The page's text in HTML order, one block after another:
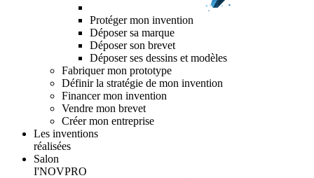
Protéger mon invention
Déposer sa marque
Déposer son brevet
Déposer ses dessins et modèles
Fabriquer mon prototype
Définir la stratégie de mon invention
Financer mon invention
Vendre mon brevet
Créer mon entreprise
Les inventions
réalisées
Salon
I'NOVPRO